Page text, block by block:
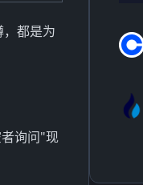
都是为
询问"现